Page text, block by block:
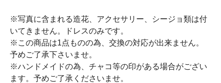
※写真に含まれる造花、アクセサリー、シージョ類は付
いてきません。ドレスのみです。
※この商品は1点ものの為、交換の対応が出来ません。
予めご了承下さいませ。
※ハンドメイドの為、チャコ等の印がある場合がござい
ます。予めご了承くださいませ。